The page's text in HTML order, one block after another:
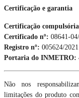
Certificação e garantia
Certificação
Certificado nº: 08641-
Registro nº: 005624/2021
Portaria do INMETRO:
Não nos
limitações do produto